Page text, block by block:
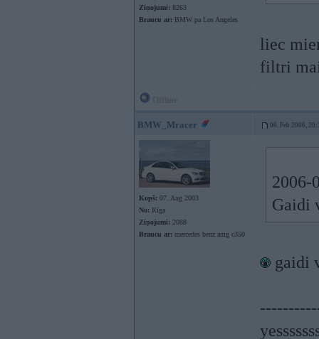
Ziņojumi: 8263
Braucu ar: BMW pa Los Angeles
liec
filtri
BMW_Mracer 06. Feb 2006,
Kopš: 07. Aug 2003
No: Rīga
Ziņojumi: 2088
Braucu ar: mercedes benz amg c350
2006-
Gaidi
gaidi